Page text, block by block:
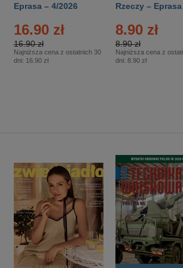
Eprasa – 4/2026
16.90 zł
16.90 zł
Najniższa cena z ostatnich 30
dni: 16.90 zł
Rzeczy –
8.90 zł
8.90 zł
Najniższa cena z
dni: 8.90 zł